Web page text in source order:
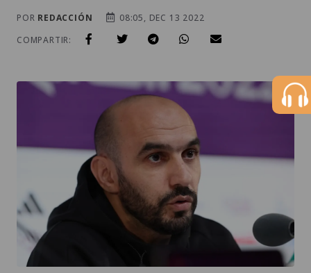
POR REDACCIÓN
08:05, DEC 13 2022
COMPARTIR: